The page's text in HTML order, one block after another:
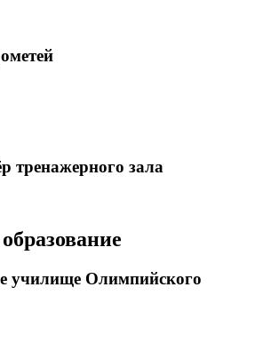
тренажерного зала
училище Олимпийского